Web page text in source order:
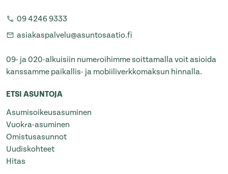
09 4246 9333
asiakaspalvelu@asuntosaatio.fi
09- ja 020-alkuisiin numeroihimme soittamalla voit asioida
kanssamme paikallis- ja mobiiliverkkomaksun hinnalla.
ETSI ASUNTOJA
Asumisoikeusasuminen
Vuokra-asuminen
Omistusasunnot
Uudiskohteet
Hitas